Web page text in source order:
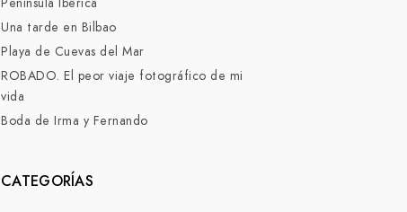
Una tarde en Bilbao
Playa de Cuevas del Mar
ROBADO. El peor viaje fotográfico de mi
vida
Boda de Irma y Fernando
CATEGORÍAS